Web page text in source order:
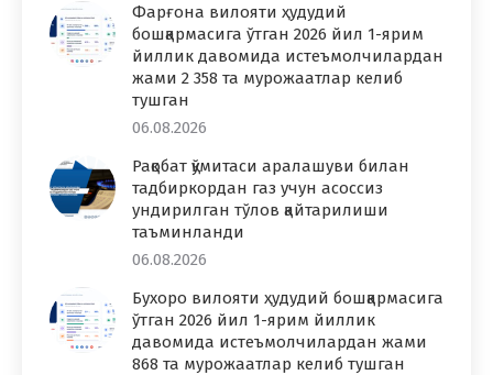
Фарғона вилояти ҳудудий
бошқармасига ўтган 2026 йил 1-ярим
йиллик давомида истеъмолчилардан
жами 2 358 та мурожаатлар келиб
тушган
06.08.2026
Рақобат қўмитаси аралашуви билан
тадбиркордан газ учун асоссиз
ундирилган тўлов қайтарилиши
таъминланди
06.08.2026
Бухоро вилояти ҳудудий бошқармасига
ўтган 2026 йил 1-ярим йиллик
давомида истеъмолчилардан жами
868 та мурожаатлар келиб тушган